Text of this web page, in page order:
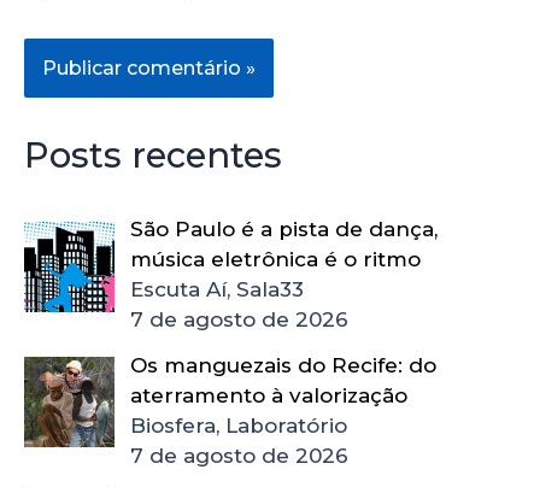
Posts recentes
São Paulo é a pista de dança,
música eletrônica é o ritmo
Escuta Aí, Sala33
7 de agosto de 2026
Os manguezais do Recife: do
aterramento à valorização
Biosfera, Laboratório
7 de agosto de 2026